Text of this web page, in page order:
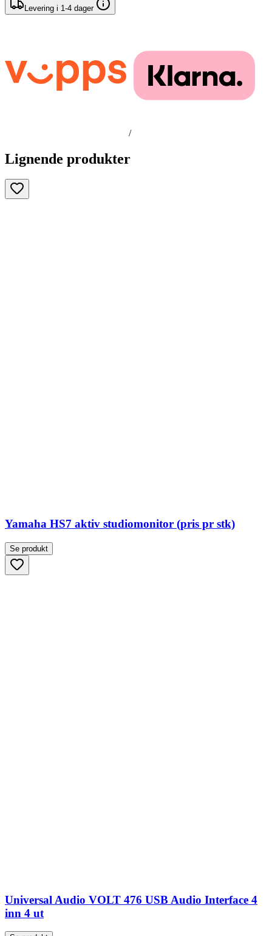
Levering i 1-4 dager
/
Lignende produkter
Yamaha HS7 aktiv studiomonitor (pris pr stk)
Se produkt
Universal Audio VOLT 476 USB Audio Interface 4
inn 4 ut